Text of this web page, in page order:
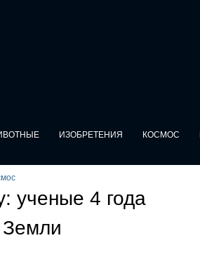
ИЗОБРЕТЕНИЯ КОСМОС
ученые 4 года